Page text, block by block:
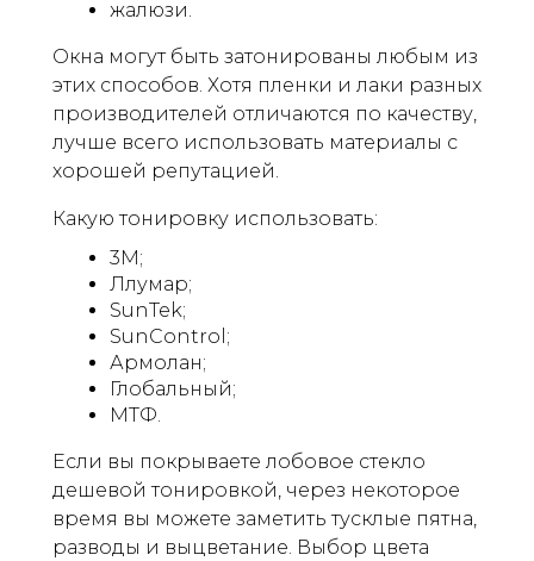
жалюзи.
Окна могут быть затонированы любым из
этих способов. Хотя пленки и лаки разных
производителей отличаются по качеству,
лучше всего использовать материалы с
хорошей репутацией.
Какую тонировку использовать:
3М;
Ллумар;
SunTek;
SunControl;
Армолан;
Глобальный;
МТФ.
Если вы покрываете лобовое стекло
дешевой тонировкой, через некоторое
время вы можете заметить тусклые пятна,
разводы и выцветание. Выбор цвета